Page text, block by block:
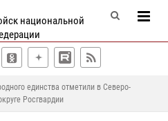
национальной
единства отметили в Северо-
Росгвардии